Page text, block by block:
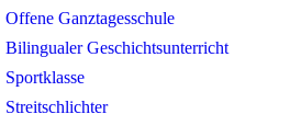
Offene Ganztagesschule
Bilingualer Geschichtsunterricht
Sportklasse
Streitschlichter